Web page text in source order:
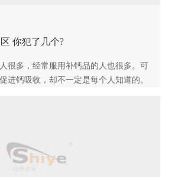
你犯了几个?
很多，经常服用补钙品的人也很多。可
进钙吸收，却不一定是每个人知道的。
入误区当中，选择了错误的食品，结果